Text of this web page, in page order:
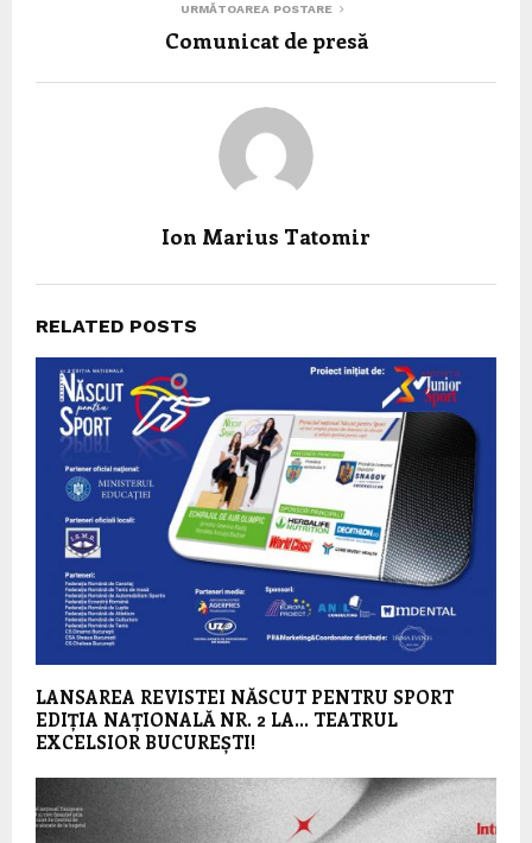
URMĂTOAREA POSTARE
Comunicat de presă
Ion Marius Tatomir
RELATED POSTS
LANSAREA REVISTEI NĂSCUT PENTRU SPORT
EDIȚIA NAȚIONALĂ NR. 2 LA… TEATRUL
EXCELSIOR BUCUREȘTI!